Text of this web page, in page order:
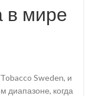
в мире
Sweden, и
диапазоне, когда